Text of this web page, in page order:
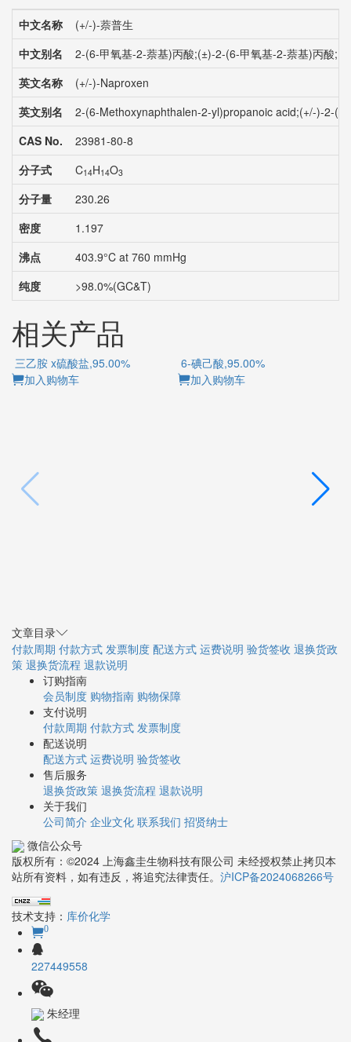
中文名称
(+/-)-萘普生
中文别名
2-(6-甲氧基-2-萘基)丙酸;(±)-2-(6-甲氧基-2-萘基)丙酸
英文名称
(+/-)-Naproxen
英文别名
2-(6-Methoxynaphthalen-2-yl)propanoic acid;(+/-)-2-
CAS No.
23981-80-8
分子式
C14H14O3
分子量
230.26
密度
1.197
沸点
403.9°C at 760 mmHg
纯度
>98.0%(GC&T)
相关产品
三乙胺 x硫酸盐,95.00%
加入购物车
6-碘己酸,95.00%
加入购物车
文章目录
付款周期 付款方式 发票制度 配送方式 运费说明 验货签收 退换货政
策 退换货流程 退款说明
订购指南
会员制度 购物指南 购物保障
支付说明
付款周期 付款方式 发票制度
配送说明
配送方式 运费说明 验货签收
售后服务
退换货政策 退换货流程 退款说明
关于我们
公司简介 企业文化 联系我们 招贤纳士
微信公众号
版权所有：©2024 上海鑫圭生物科技有限公司 未经授权禁止拷贝本
站所有资料，如有违反，将追究法律责任。 沪ICP备2024068266号
技术支持： 库价化学
0
227449558
朱经理